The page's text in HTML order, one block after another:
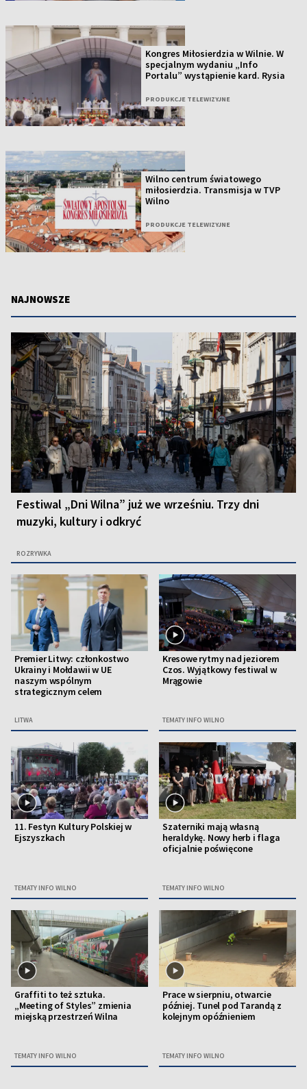
Kongres Miłosierdzia w Wilnie. W
specjalnym wydaniu „Info
Portalu” wystąpienie kard. Rysia
PRODUKCJE TELEWIZYJNE
Wilno centrum światowego
miłosierdzia. Transmisja w TVP
Wilno
PRODUKCJE TELEWIZYJNE
NAJNOWSZE
Festiwal „Dni Wilna” już we wrześniu. Trzy dni
muzyki, kultury i odkryć
ROZRYWKA
Premier Litwy: członkostwo
Ukrainy i Mołdawii w UE
naszym wspólnym
strategicznym celem
LITWA
Kresowe rytmy nad jeziorem
Czos. Wyjątkowy festiwal w
Mrągowie
TEMATY INFO WILNO
11. Festyn Kultury Polskiej w
Ejszyszkach
TEMATY INFO WILNO
Szaterniki mają własną
heraldykę. Nowy herb i flaga
oficjalnie poświęcone
TEMATY INFO WILNO
Graffiti to też sztuka.
„Meeting of Styles” zmienia
miejską przestrzeń Wilna
TEMATY INFO WILNO
Prace w sierpniu, otwarcie
później. Tunel pod Tarandą z
kolejnym opóźnieniem
TEMATY INFO WILNO